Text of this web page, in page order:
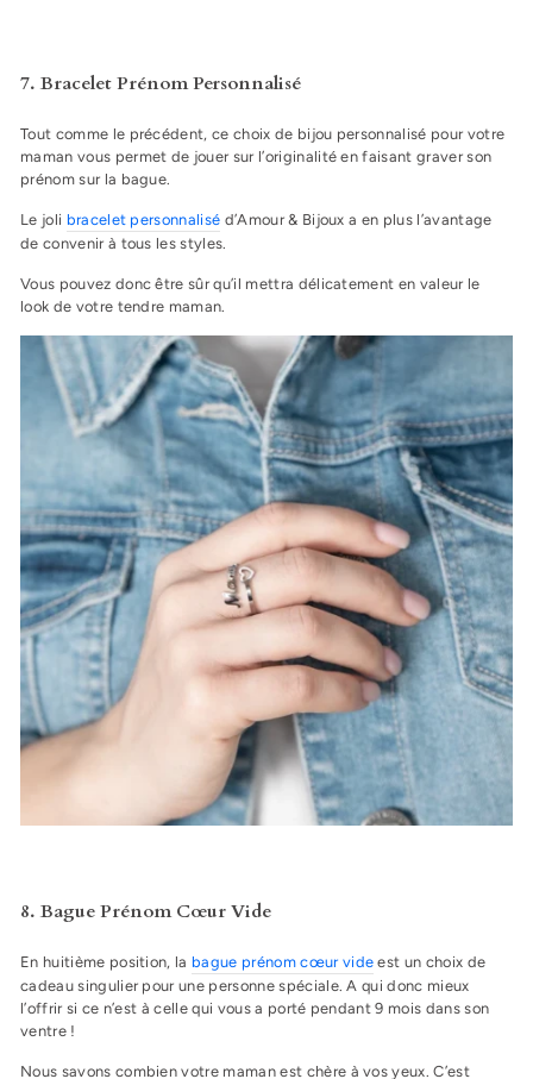
7. Bracelet Prénom Personnalisé
Tout comme le précédent, ce choix de bijou personnalisé pour votre
maman vous permet de jouer sur l’originalité en faisant graver son
prénom sur la bague.
Le joli bracelet personnalisé d’Amour & Bijoux a en plus l’avantage
de convenir à tous les styles.
Vous pouvez donc être sûr qu’il mettra délicatement en valeur le
look de votre tendre maman.
8. Bague Prénom Cœur Vide
En huitième position, labague prénom cœur vide est un choix de
cadeau singulier pour une personne spéciale. A qui donc mieux
l’offrir si ce n’est à celle qui vous a porté pendant 9 mois dans son
ventre !
Nous savons combien votre maman est chère à vos yeux. C’est